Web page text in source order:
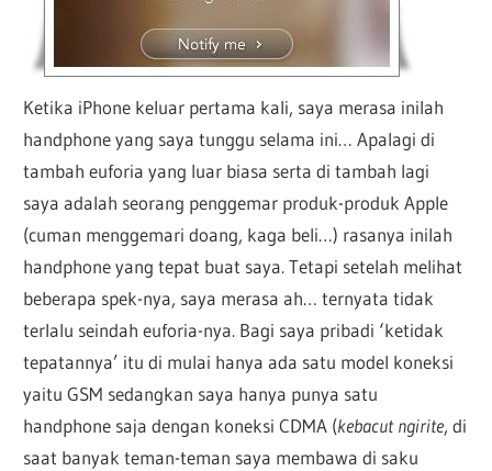
Ketika iPhone keluar pertama kali, saya merasa inilah
handphone yang saya tunggu selama ini… Apalagi di
tambah euforia yang luar biasa serta di tambah lagi
saya adalah seorang penggemar produk-produk Apple
(cuman menggemari doang, kaga beli…) rasanya inilah
handphone yang tepat buat saya. Tetapi setelah melihat
beberapa spek-nya, saya merasa ah… ternyata tidak
terlalu seindah euforia-nya. Bagi saya pribadi ‘ketidak
tepatannya’ itu di mulai hanya ada satu model koneksi
yaitu GSM sedangkan saya hanya punya satu
handphone saja dengan koneksi CDMA (kebacut ngirite, di
saat banyak teman-teman saya membawa di saku